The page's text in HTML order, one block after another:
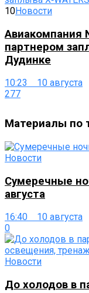
10Новости
Авиакомпания
партнером
Дудинке
10:23 10 августа
277
Материалы по
Новости
Сумеречные
августа
16:40 10 августа
0
Новости
До холодов в